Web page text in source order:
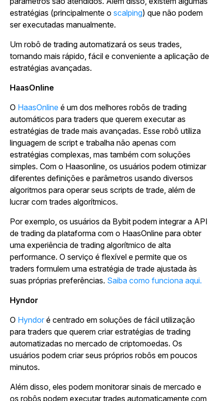
estratégias (principalmente o scalping) que não podem
ser executadas manualmente.
Um robô de trading automatizará os seus trades,
tornando mais rápido, fácil e conveniente a aplicação de
estratégias avançadas.
HaasOnline
O HaasOnline é um dos melhores robôs de trading
automáticos para traders que querem executar as
estratégias de trade mais avançadas. Esse robô utiliza
linguagem de script e trabalha não apenas com
estratégias complexas, mas também com soluções
simples. Com o Haasonline, os usuários podem otimizar
diferentes definições e parâmetros usando diversos
algoritmos para operar seus scripts de trade, além de
lucrar com trades algorítmicos.
Por exemplo, os usuários da Bybit podem integrar a API
de trading da plataforma com o HaasOnline para obter
uma experiência de trading algorítmico de alta
performance. O serviço é flexível e permite que os
traders formulem uma estratégia de trade ajustada às
suas próprias preferências. Saiba como funciona aqui.
Hyndor
O Hyndor é centrado em soluções de fácil utilização
para traders que querem criar estratégias de trading
automatizadas no mercado de criptomoedas. Os
usuários podem criar seus próprios robôs em poucos
minutos.
Além disso, eles podem monitorar sinais de mercado e
os robôs podem executar trades automaticamente com